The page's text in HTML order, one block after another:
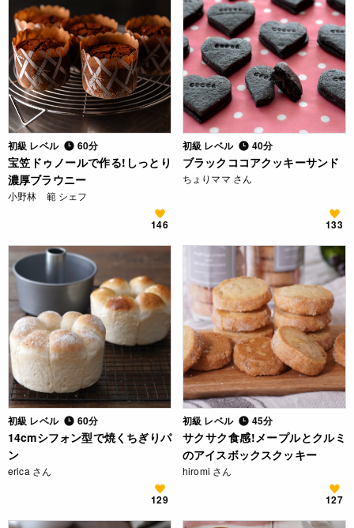
初級 レベル 60分
宝笠ドゥノールで作る!しっとり
濃厚ブラウニー
小野林 範 シェフ
146
初級 レベル 40分
ブラックココアクッキーサンド
ちょりママ さん
133
初級 レベル 60分
14cmシフォン型で焼くちぎりパ
ン
erica さん
129
初級 レベル 45分
サクサク食感!メープルとクルミ
のアイスボックスクッキー
hiromi さん
127